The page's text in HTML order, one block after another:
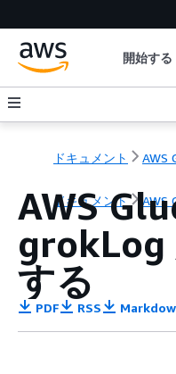
開始する
ドキュメント AWS
ドキュメント AWS
AWS
grokLog
する
PDF RSS